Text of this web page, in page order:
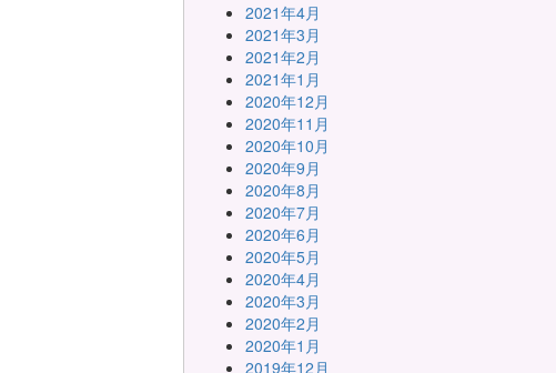
2021年4月
2021年3月
2021年2月
2021年1月
2020年12月
2020年11月
2020年10月
2020年9月
2020年8月
2020年7月
2020年6月
2020年5月
2020年4月
2020年3月
2020年2月
2020年1月
2019年12月